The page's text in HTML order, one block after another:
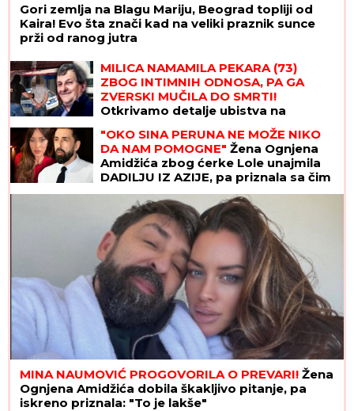
Gori zemlja na Blagu Mariju, Beograd topliji od
Kaira! Evo šta znači kad na veliki praznik sunce
prži od ranog jutra
MILICA NAMAMILA PEKARA (73)
ZBOG INTIMNIH ODNOSA, PA GA
ZVERSKI MUČILA DO SMRTI!
Otkrivamo detalje ubistva na
Karaburmi koji LEDE KRV: Izdahnuo u
najgorim mukama dok su ga
osumnjičeni pljačkali
"OKO SINA PERUNA NE MOŽE NIKO
DA NAM POMOGNE" Žena Ognjena
Amidžića zbog ćerke Lole unajmila
DADILJU IZ AZIJE, pa priznala sa čim
se suočavaju u domu! (FOTO)
MINA NAUMOVIĆ PROGOVORILA O PREVARI! Žena
Ognjena Amidžića dobila škakljivo pitanje, pa
iskreno priznala: "To je lakše"